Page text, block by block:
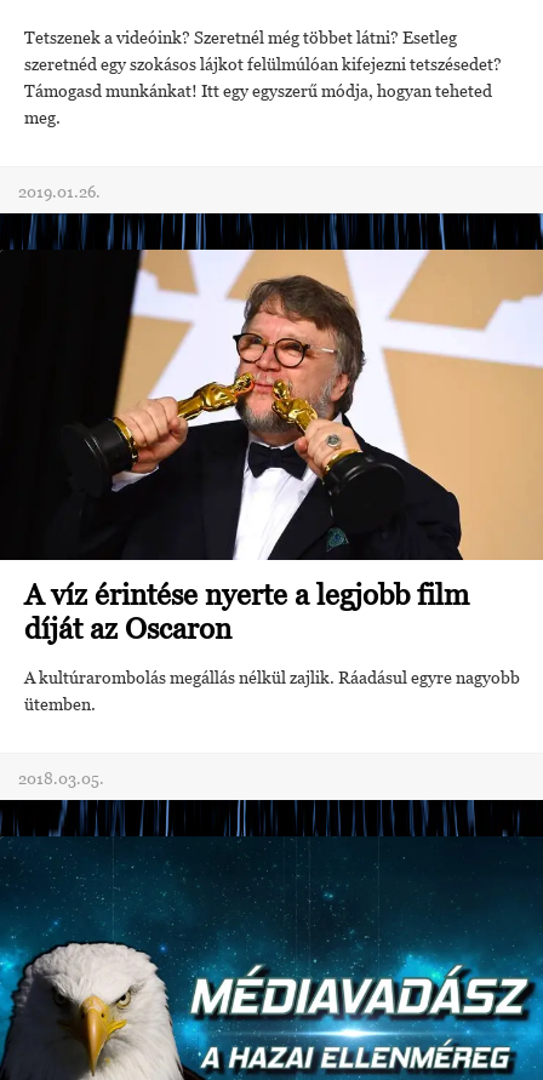
Tetszenek a videóink? Szeretnél még többet látni? Esetleg
szeretnéd egy szokásos lájkot felülmúlóan kifejezni tetszésedet?
Támogasd munkánkat! Itt egy egyszerű módja, hogyan teheted
meg.
2019.01.26.
A víz érintése nyerte a legjobb film
díját az Oscaron
A kultúrarombolás megállás nélkül zajlik. Ráadásul egyre nagyobb
ütemben.
2018.03.05.